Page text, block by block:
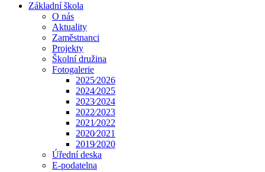
Základní škola
O nás
Aktuality
Zaměstnanci
Projekty
Školní družina
Fotogalerie
2025⁄2026
2024⁄2025
2023⁄2024
2022⁄2023
2021⁄2022
2020⁄2021
2019⁄2020
Úřední deska
E-podatelna